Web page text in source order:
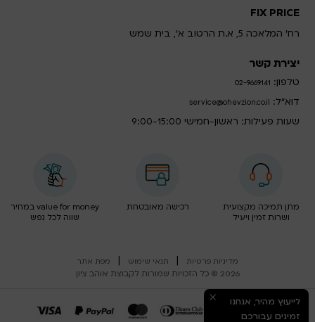
FIX PRICE
רח' המלאכה 5, א.ת הרטוב א', בית שמש
יצירת קשר
טלפון: 02-9669141
דוא”ל: service@ohevzion.co.il
שעות פעילות: ראשון-חמישי 9:00-15:00
מתן תמיכה מקצועית
ושרות זמין ויעיל
רכישה מאובטחת
value for money במחיר
שווה לכל נפש
מדיניות פרטיות | תנאי שימוש | מפת אתר
2026 © כל הזכויות שמורות לקבוצת אוהב ציון
לייעוץ מהיר, אנחנו
זמינים עבורכם